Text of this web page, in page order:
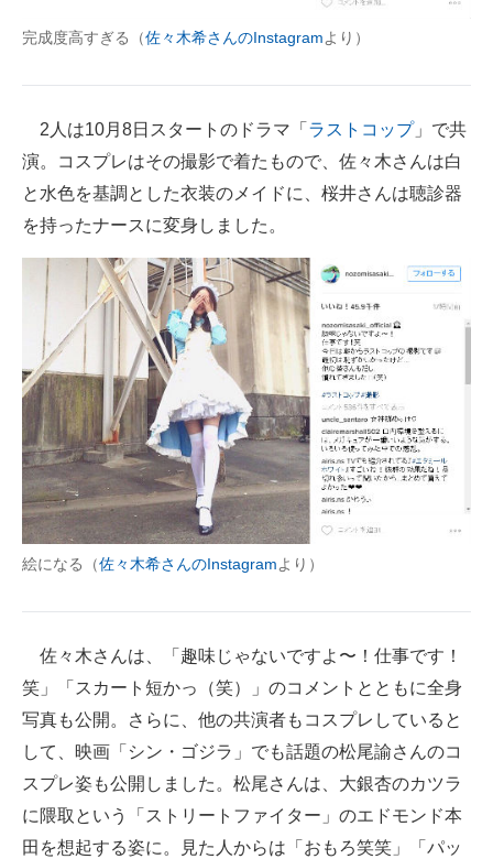
製造業のIT導入・活用を支援
モノづくり技術者専門サイト
電子設計の基本と応用
エネルギーの専門メディア
建設×テクノロジーの最前線
ちょっと気になるネットの話題
完成度高すぎる（佐々木希さんのInstagramより）
2人は10月8日スタートのドラマ「 ラストコップ」で共
演。コスプレはその撮影で着たもので、佐々木さんは白
と水色を基調とした衣装のメイドに、桜井さんは聴診器
を持ったナースに変身しました。
絵になる（佐々木希さんのInstagramより）
佐々木さんは、「趣味じゃないですよ〜！仕事です！
笑」「スカート短かっ（笑）」のコメントとともに全身
写真も公開。さらに、他の共演者もコスプレしていると
して、映画「シン・ゴジラ」でも話題の松尾諭さんのコ
スプレ姿も公開しました。松尾さんは、大銀杏のカツラ
に隈取という「ストリートファイター」のエドモンド本
田を想起する姿に。見た人からは「おもろ笑笑」「パッ